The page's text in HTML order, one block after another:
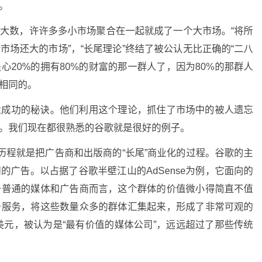
数，许许多多小市场聚合在一起就成了一个大市场。“将所
还大的市场”，“长尾理论”终结了被公认无比正确的“二八
20%的拥有80%的财富的那一群人了，因为80%的那群人
同的。
功的秘诀。他们利用这个理论，抓住了市场中的被人遗忘
们现在都很熟悉的谷歌就是很好的例子。
程就是把广告商和出版商的“长尾”商业化的过程。谷歌的主
广告。以占据了谷歌半壁江山的AdSense为例，它面向的
通的媒体和广告商而言，这个群体的价值微小得简直不值
务，将这些数量众多的群体汇集起来，形成了非常可观的
，被认为是“最有价值的媒体公司”，远远超过了那些传统